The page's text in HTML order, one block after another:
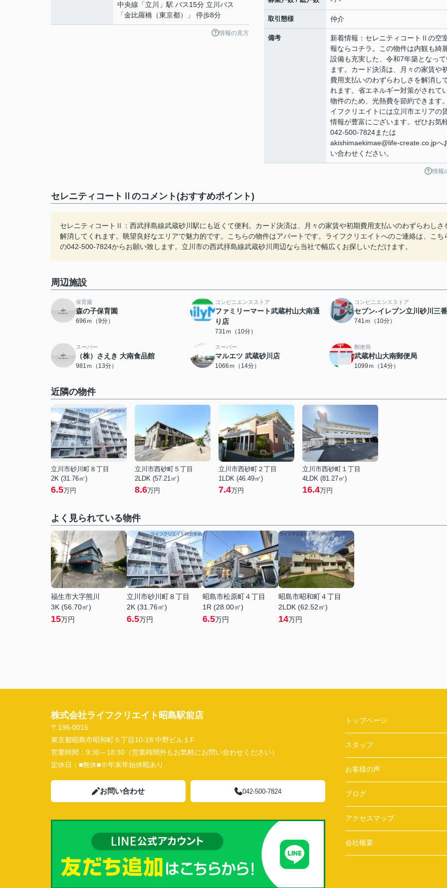
中央線 「立川
」駅 バス15分 立川バス
「金比羅橋（東京都）」 停歩8分
情報の見方
取引態様 仲介
備考
新着情報：セレニティコートⅡの空
報ならコチラ。この物件は内観も綺
設備も充実した、令和7年築となっ
ます。カード決済は、月々の家賃や
費用支払いのわずらわしさを解消し
れます。省エネルギー対策がされて
物件のため、光熱費を節約できます
イフクリエイトには立川市エリアの
情報が豊富にございます。ぜひお気
042-500-7824または
akishimaekimae@life-create.co.jpへ
い合わせください。
情報
セレニティコートⅡのコメント(おすすめポイント)
セレニティコートⅡ：西武拝島線武蔵砂川駅にも近くて便利。カード決済は、月々の家賃や初期費用支払いのわずらわしさ
解消してくれます。眺望良好なエリアで魅力的です。こちらの物件はアパートです。ライフクリエイトへのご連絡は、こち
の042-500-7824からお願い致します。立川市の西武拝島線武蔵砂川周辺なら当社で幅広くお探しいただけます。
周辺施設
保育園
森の子保育園
696ｍ（9分）
コンビニエンスストア
ファミリーマート武蔵村山大南通
り店
731ｍ（10分）
コンビニエンスストア
セブン-イレブン立川砂川三
741ｍ（10分）
スーパー
（株）さえき 大南食品館
981ｍ（13分）
スーパー
マルエツ 武蔵砂川店
1066ｍ（14分）
郵便局
武蔵村山大南郵便局
1099ｍ（14分）
近隣の物件
立川市砂川町８丁目
2K (31.76㎡)
6.5万円
立川市西砂町５丁目
2LDK (57.21㎡)
8.6万円
立川市西砂町２丁目
1LDK (46.49㎡)
7.4万円
立川市西砂町１丁目
4LDK (81.27㎡)
16.4万円
よく見られている物件
福生市大字熊川
3K (56.70㎡)
15万円
立川市砂川町８丁目
2K (31.76㎡)
6.5万円
昭島市松原町４丁目
1R (28.00㎡)
6.5万円
昭島市昭和町４丁目
2LDK (62.52㎡)
14万円
株式会社ライフクリエイト昭島駅前店
〒196-0015
東京都昭島市昭和町５丁目10-18 中野ビル１F
営業時間： 9:30～18:30（営業時間外もお気軽にお問い合わせください）
定休日： ■無休■※年末年始休暇あり
お問い合わせ 042-500-7824
トップページ
スタッフ
お客様の声
ブログ
アクセスマップ
会社概要